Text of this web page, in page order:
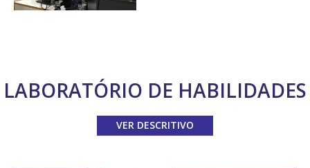
LABORATÓRIO DE HABILIDADES
VER DESCRITIVO